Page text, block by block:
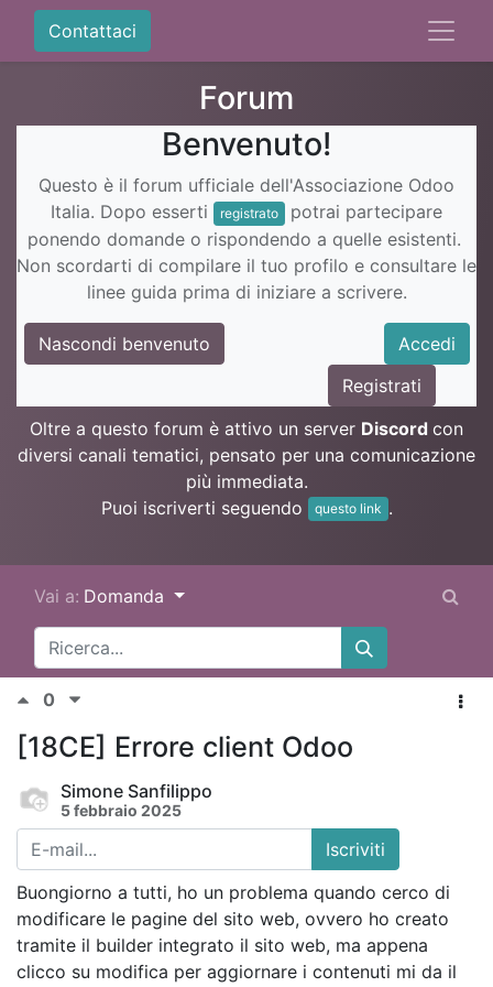
Contattaci
Forum
Benvenuto!
Questo è il forum ufficiale dell'Associazione Odoo
Italia. Dopo esserti
registrato
potrai partecipare
ponendo domande o rispondendo a quelle esistenti.
Non scordarti di compilare il tuo profilo e consultare le
linee guida prima di iniziare a scrivere.
Nascondi benvenuto
Accedi
Registrati
Oltre a questo forum è attivo un server Discord con
diversi canali tematici, pensato per una comunicazione
più immediata.
Puoi iscriverti seguendo
questo link .
Vai a: Domanda
0
[18CE] Errore client Odoo
Simone Sanfilippo
5 febbraio 2025
Iscriviti
Buongiorno a tutti, ho un problema quando cerco di
modificare le pagine del sito web, ovvero ho creato
tramite il builder integrato il sito web, ma appena
clicco su modifica per aggiornare i contenuti mi da il